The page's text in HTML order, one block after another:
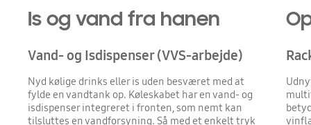
Is og vand fra hanen
Vand- og Isdispenser (VVS-arbejde)
Nyd kølige drinks eller is uden besværet med at
fylde en vandtank op. Køleskabet har en vand- og
isdispenser integreret i fronten, som nemt kan
tilsluttes en vandforsyning. Så med et enkelt tryk